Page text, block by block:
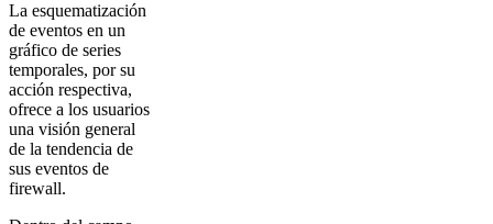
La esquematización
de eventos en un
gráfico de series
temporales, por su
acción respectiva,
ofrece a los usuarios
una visión general
de la tendencia de
sus eventos de
firewall.